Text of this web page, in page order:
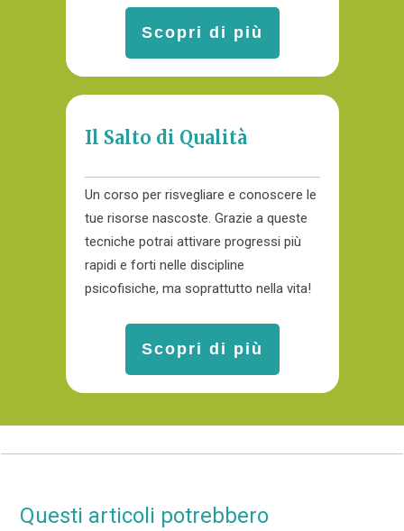
Scopri di più
Il Salto di Qualità
Un corso per risvegliare e conoscere le
tue risorse nascoste. Grazie a queste
tecniche potrai attivare progressi più
rapidi e forti nelle discipline
psicofisiche, ma soprattutto nella vita!
Scopri di più
Questi articoli potrebbero